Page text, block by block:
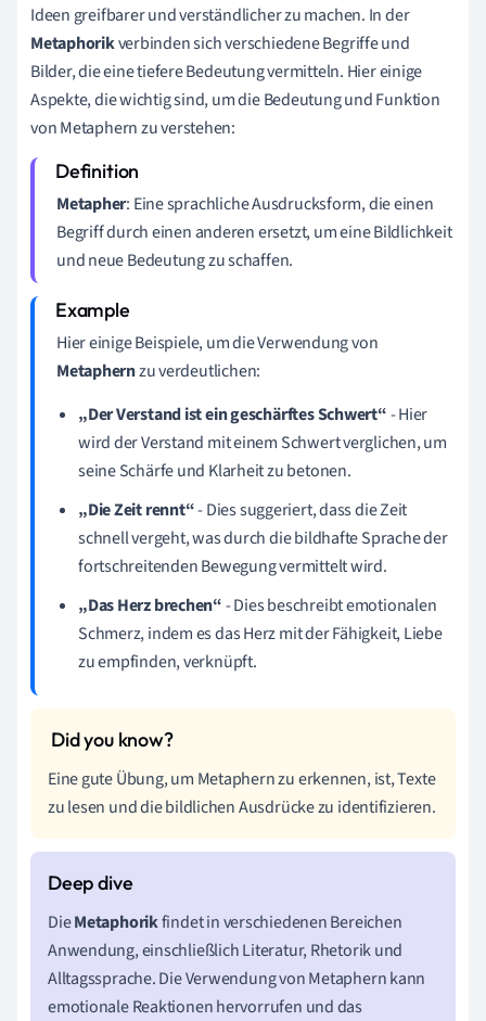
Ideen greifbarer und verständlicher zu machen. In der
Metaphorikverbinden sich verschiedene Begriffe und
Bilder, die eine tiefere Bedeutung vermitteln. Hier einige
Aspekte, die wichtig sind, um die Bedeutung und Funktion
von Metaphern zu verstehen:
Metapher: Eine sprachliche Ausdrucksform, die einen
Begriff durch einen anderen ersetzt, um eine Bildlichkeit
und neue Bedeutung zu schaffen.
Hier einige Beispiele, um die Verwendung von
Metaphernzu verdeutlichen:
„Der Verstand ist ein geschärftes Schwert“- Hier
wird der Verstand mit einem Schwert verglichen, um
seine Schärfe und Klarheit zu betonen.
„Die Zeit rennt“- Dies suggeriert, dass die Zeit
schnell vergeht, was durch die bildhafte Sprache der
fortschreitenden Bewegung vermittelt wird.
„Das Herz brechen“- Dies beschreibt emotionalen
Schmerz, indem es das Herz mit der Fähigkeit, Liebe
zu empfinden, verknüpft.
Eine gute Übung, um Metaphern zu erkennen, ist, Texte
zu lesen und die bildlichen Ausdrücke zu identifizieren.
DieMetaphorikfindet in verschiedenen Bereichen
Anwendung, einschließlich Literatur, Rhetorik und
Alltagssprache. Die Verwendung von Metaphern kann
emotionale Reaktionen hervorrufen und das